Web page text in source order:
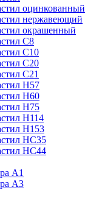
оцинкованный
нержавеющий
окрашенный
С8
С10
С20
С21
Н57
Н60
Н75
Н114
Н153
НС35
НС44
А1
А3